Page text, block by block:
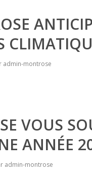
admin-montrose
VOUS
ANNÉE
admin-montrose